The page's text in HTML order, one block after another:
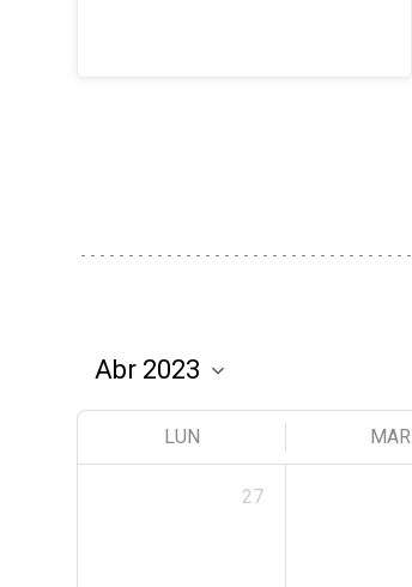
LUN MAR
27